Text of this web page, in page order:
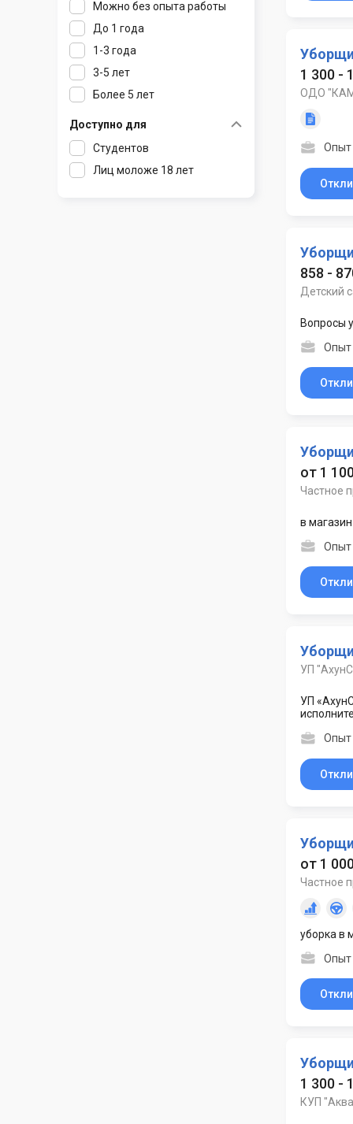
Ратомка
Самохваловичи
Сеница
Слуцк
Смиловичи
Смолевичи
Солигорск
Старые Дороги
Можно без опыта работы
До 1 года
1-3 года
3-5 лет
Более 5 лет
Доступно для
Студентов
Лиц моложе 18 лет
1 300 -
ОДО
Опыт
858 -
Детский
Вопросы
Опыт
от 1
Частное
в
Опыт
УП
УП
Опыт
от 1
Частное
уборка в
Опыт
1 300 -
КУП